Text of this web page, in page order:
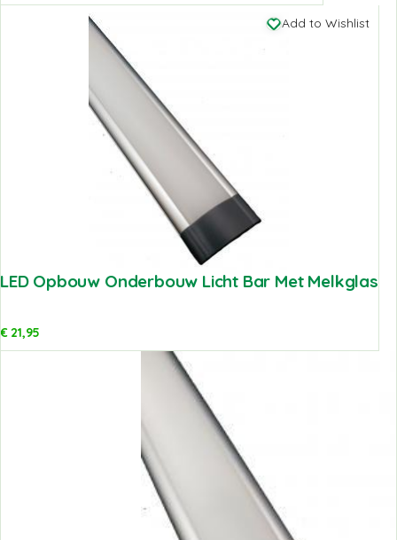
Add to Wishlist
LED Opbouw Onderbouw Licht Bar Met Melkglas
€21,95